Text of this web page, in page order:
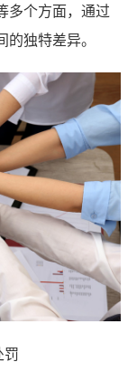
多个方面，通过
独特差异。
罚